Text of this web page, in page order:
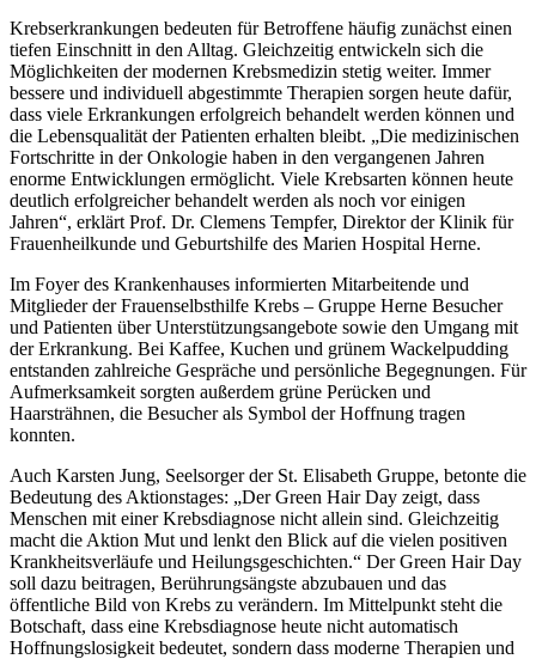
Krebserkrankungen bedeuten für Betroffene häufig zunächst einen
tiefen Einschnitt in den Alltag. Gleichzeitig entwickeln sich die
Möglichkeiten der modernen Krebsmedizin stetig weiter. Immer
bessere und individuell abgestimmte Therapien sorgen heute dafür,
dass viele Erkrankungen erfolgreich behandelt werden können und
die Lebensqualität der Patienten erhalten bleibt. „Die medizinischen
Fortschritte in der Onkologie haben in den vergangenen Jahren
enorme Entwicklungen ermöglicht. Viele Krebsarten können heute
deutlich erfolgreicher behandelt werden als noch vor einigen
Jahren“, erklärt Prof. Dr. Clemens Tempfer, Direktor der Klinik für
Frauenheilkunde und Geburtshilfe des Marien Hospital Herne.
Im Foyer des Krankenhauses informierten Mitarbeitende und
Mitglieder der Frauenselbsthilfe Krebs – Gruppe Herne Besucher
und Patienten über Unterstützungsangebote sowie den Umgang mit
der Erkrankung. Bei Kaffee, Kuchen und grünem Wackelpudding
entstanden zahlreiche Gespräche und persönliche Begegnungen. Für
Aufmerksamkeit sorgten außerdem grüne Perücken und
Haarsträhnen, die Besucher als Symbol der Hoffnung tragen
konnten.
Auch Karsten Jung, Seelsorger der St. Elisabeth Gruppe, betonte die
Bedeutung des Aktionstages: „Der Green Hair Day zeigt, dass
Menschen mit einer Krebsdiagnose nicht allein sind. Gleichzeitig
macht die Aktion Mut und lenkt den Blick auf die vielen positiven
Krankheitsverläufe und Heilungsgeschichten.“ Der Green Hair Day
soll dazu beitragen, Berührungsängste abzubauen und das
öffentliche Bild von Krebs zu verändern. Im Mittelpunkt steht die
Botschaft, dass eine Krebsdiagnose heute nicht automatisch
Hoffnungslosigkeit bedeutet, sondern dass moderne Therapien und